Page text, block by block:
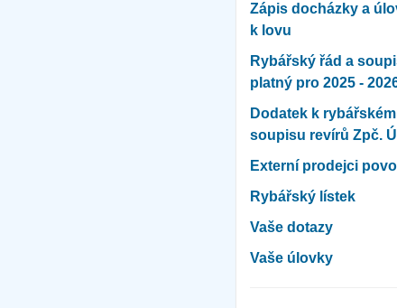
Zápis docházky a
k lovu
Rybářský řád a
platný pro 2025 -
Dodatek k
soupisu revírů Zpč.
Externí prodejci
Rybářský lístek
Vaše dotazy
Vaše úlovky